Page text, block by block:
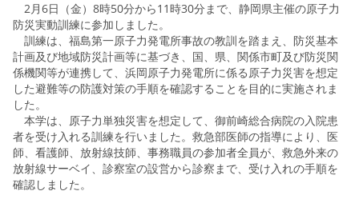
2月6日（金）8時50分から11時30分まで、静岡県主催の原子力
防災実動訓練に参加しました。
訓練は、福島第一原子力発電所事故の教訓を踏まえ、防災基本
計画及び地域防災計画等に基づき、国、県、関係市町及び防災関
係機関等が連携して、浜岡原子力発電所に係る原子力災害を想定
した避難等の防護対策の手順を確認することを目的に実施されま
した。
本学は、原子力単独災害を想定して、御前崎総合病院の入院患
者を受け入れる訓練を行いました。救急部医師の指導により、医
師、看護師、放射線技師、事務職員の参加者全員が、救急外来の
放射線サーベイ、診察室の設営から診察まで、受け入れの手順を
確認しました。